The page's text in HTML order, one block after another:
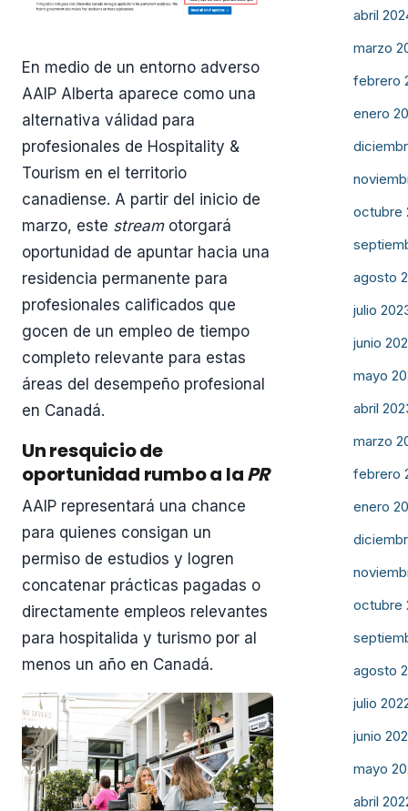
En medio de un entorno adverso
AAIP Alberta aparece como una
alternativa válidad para
profesionales de Hospitality &
Tourism en el territorio
canadiense. A partir del inicio de
marzo, este streamotorgará
oportunidad de apuntar hacia una
residencia permanente para
profesionales calificados que
gocen de un empleo de tiempo
completo relevante para estas
áreas del desempeño profesional
en Canadá.
Un resquicio de
oportunidad rumbo a laPR
AAIP representará una chance
para quienes consigan un
permiso de estudios y logren
concatenar prácticas pagadas o
directamente empleos relevantes
para hospitalida y turismo por al
menos un año en Canadá.
abril
marzo
febrero
enero
octubre
agosto
julio
junio
mayo
abril
marzo
febrero
enero
octubre
agosto
julio
junio
mayo
abril